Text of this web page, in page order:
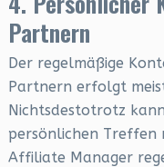
Partnern
Der regelmäßige
Partnern erfolgt
Nichtsdestotrotz
persönlichen
Affiliate Manager